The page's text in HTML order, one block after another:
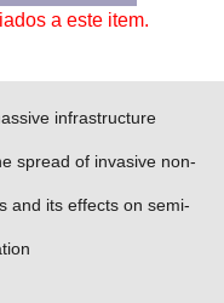
a este item.
infrastructure
spread of invasive non-
and its effects on semi-